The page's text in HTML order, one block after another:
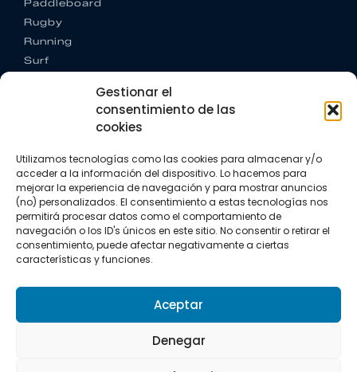
Gestionar el
consentimiento de las
cookies
Utilizamos tecnologías como las cookies para almacenar y/o
acceder a la información del dispositivo. Lo hacemos para
mejorar la experiencia de navegación y para mostrar anuncios
(no) personalizados. El consentimiento a estas tecnologías nos
permitirá procesar datos como el comportamiento de
navegación o los ID's únicos en este sitio. No consentir o retirar el
consentimiento, puede afectar negativamente a ciertas
características y funciones.
Aceptar
Denegar
Paddleboard
Rugby
Running
Surf
CONTACTO
+34 662 342 177
info@vkssport.com
SÍGUENOS
Política de privacidad
Política de cookies